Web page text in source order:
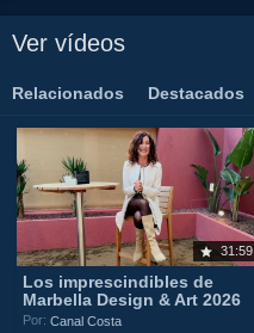
Ver vídeos
Relacionados Destacados
31:59
Los imprescindibles de
Marbella Design & Art 2026
Por:Canal Costa